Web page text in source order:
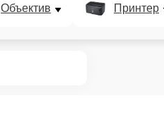
Объектив Принтер